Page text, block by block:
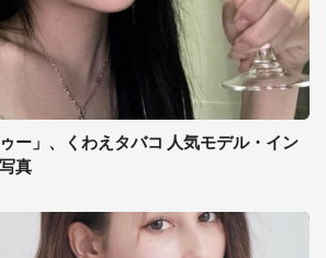
ー」、くわえタバコ 人気モデル・イン
真